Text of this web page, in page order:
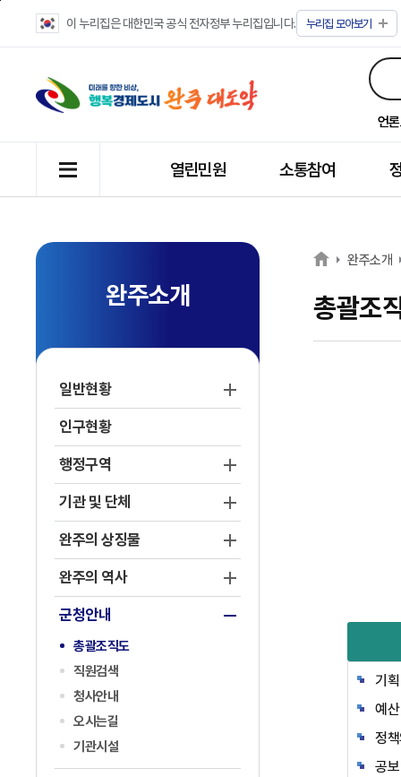
이 누리집은 대한민국 공식 전자정부 누리집입니다. 누리집 모아보기
언
열린민원 소통참여
완주소개
일반현황
인구현황
행정구역
기관 및 단체
완주의 상징물
완주의 역사
군청안내
총괄조직도
직원검색
청사안내
오시는길
기관시설
완주소개
총괄조
기획
예산
정
공보